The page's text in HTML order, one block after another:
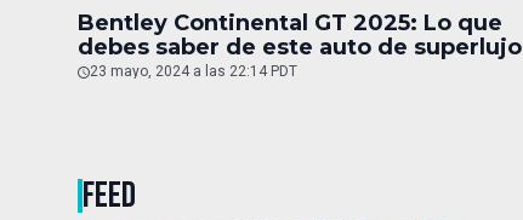
Bentley Continental GT 2025: Lo que
debes saber de este auto de superlujo
23 mayo, 2024 a las 22:14 PDT
FEED